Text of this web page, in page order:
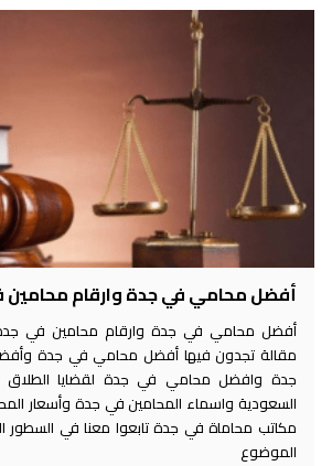
أفضل محامي في جدة وارقام
أفضل محامي في جدة وارقام محامين في
مقالة تجدون فيها أفضل محامي في جدة
جدة وافضل محامي في جدة لقضايا
السعودية واسماء المحامين في جدة وأسعار
مكاتب محاماة في جدة تابعوا معنا في السطور
الموضوع